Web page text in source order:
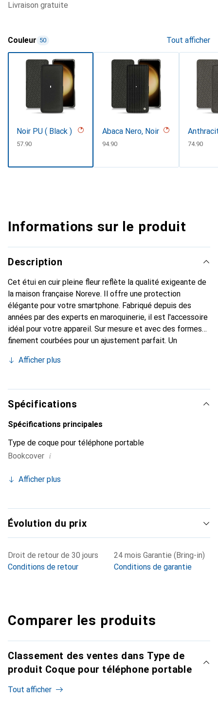
livraison gratuite
Couleur 50 Tout afficher
Noir PU ( Black )
CHF
57.90
Abaca Nero, Noir
CHF
94.90 CHF
74.90
Informations sur le produit
Description
Cet étui en cuir pleine fleur reflète la qualité exigeante de
la maison française Noreve. Il offre une protection
élégante pour votre smartphone. Fabriqué depuis des
années par des experts en maroquinerie, il est l'accessoire
idéal pour votre appareil. Sur mesure et avec des formes
finement courbées pour un ajustement parfait. Un
smartphone. La marque Noreve est reconnue
reste toujours un excellent choix pour le client exigeant.
Afficher plus
Spécifications
Spécifications principales
Type de coque pour téléphone portable
Bookcover i
Afficher plus
Évolution du prix
Droit de retour de 30 jours
Conditions de retour
24 mois Garantie (Bring-in)
Conditions de garantie
Comparer les produits
Classement des ventes dans Type de
produit Coque pour téléphone portable
Tout afficher